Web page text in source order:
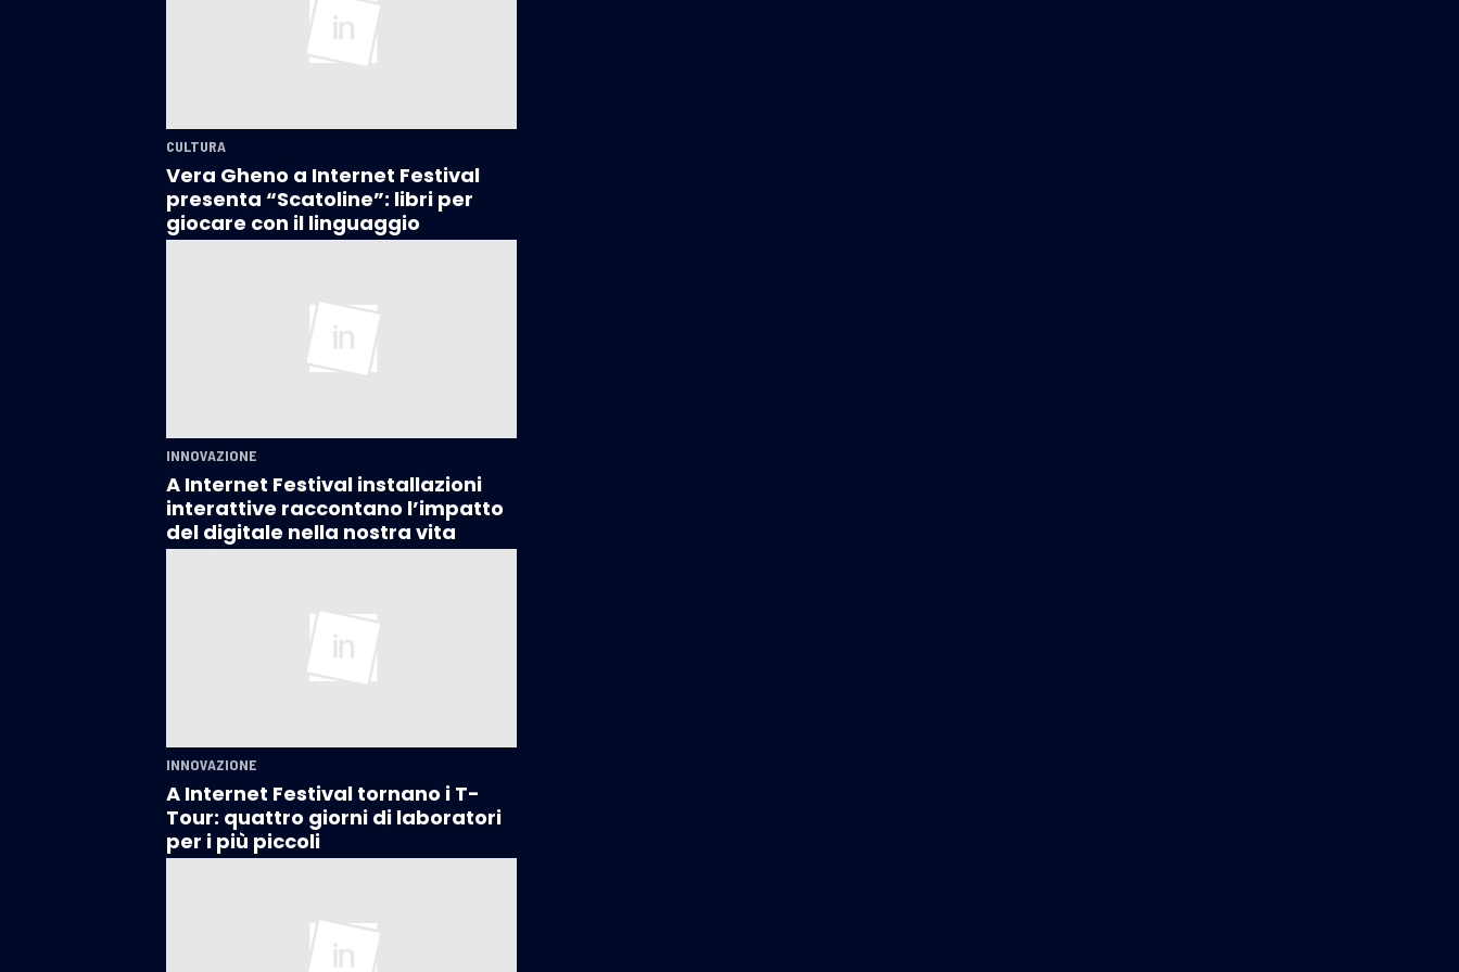
CULTURA
Vera Gheno a Internet Festival
presenta “Scatoline”: libri per
giocare con il linguaggio
INNOVAZIONE
A Internet Festival installazioni
interattive raccontano l’impatto
del digitale nella nostra vita
INNOVAZIONE
A Internet Festival tornano i T-
Tour: quattro giorni di laboratori
per i più piccoli